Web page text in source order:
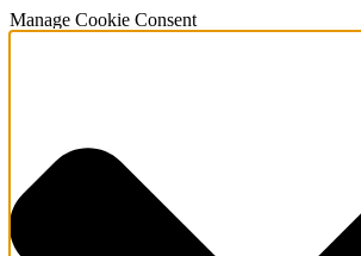
Manage Cookie Consent